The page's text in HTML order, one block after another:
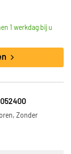
1 werkdag bij u
Zonder